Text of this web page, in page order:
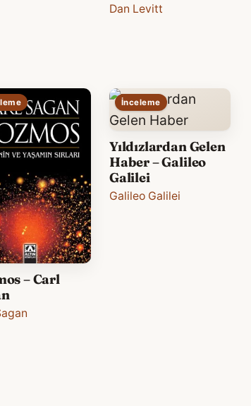
Dan Levitt
– Carl
İnceleme
Yıldızlardan Gelen
Haber – Galileo
Galilei
Galileo Galilei